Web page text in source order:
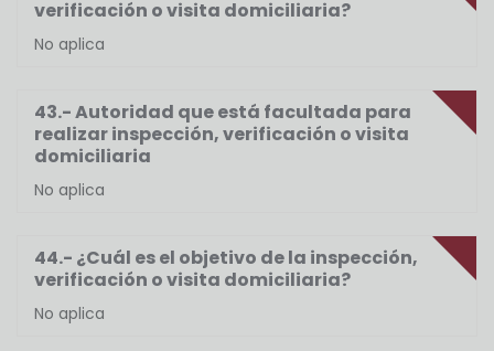
verificación o visita domiciliaria?
No aplica
43.- Autoridad que está facultada para
realizar inspección, verificación o visita
domiciliaria
No aplica
44.- ¿Cuál es el objetivo de la inspección,
verificación o visita domiciliaria?
No aplica